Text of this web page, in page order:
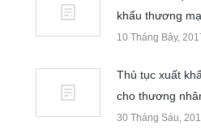
khẩu thương
10 Tháng Bảy,
Thủ tục xuất
cho thương
30 Tháng Sáu,